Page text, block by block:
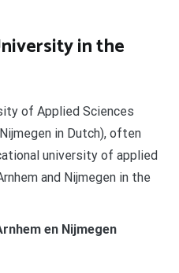
in the
of Applied Sciences
in Dutch), often
university of applied
and Nijmegen in the
en Nijmegen